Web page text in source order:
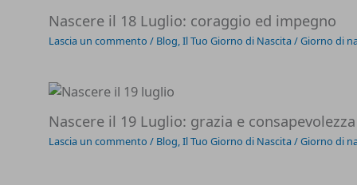
Nascere il 18 Luglio: coraggio ed impegno
Lascia un commento / Blog,Il Tuo Giorno di Nascita /Giorno di
Nascere il 19 Luglio: grazia e consapevolezza
Lascia un commento / Blog,Il Tuo Giorno di Nascita /Giorno di